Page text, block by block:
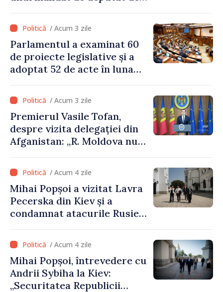
/ Acum 3 zile
Parlamentul a examinat 60
de proiecte legislative și a
adoptat 52 de acte în luna
/ Acum 3 zile
Premierul Vasile Tofan,
despre vizita delegației din
Afganistan: „R. Moldova nu
talibană. Aprobarea acestei
vizite a fost o eroare de
evaluare și de coordonare
instituțională”
/ Acum 4 zile
Mihai Popșoi a vizitat Lavra
Pecerska din Kiev și a
condamnat atacurile Rusiei
cultural al Ucrainei
/ Acum 4 zile
Mihai Popșoi, întrevedere cu
Andrii Sybiha la Kiev:
„Securitatea Republicii